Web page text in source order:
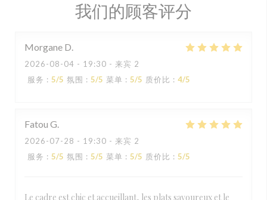
我们的顾客评分
Morgane D
2026-08-04 - 19:30 - 来宾 2
服务 : 5/5 氛围 : 5/5 菜单 : 5/5 质价比 : 4/5
Fatou G
2026-07-28 - 19:30 - 来宾 2
服务 : 5/5 氛围 : 5/5 菜单 : 5/5 质价比 : 5/5
Le cadre est chic et accueillant, les plats savoureux et le